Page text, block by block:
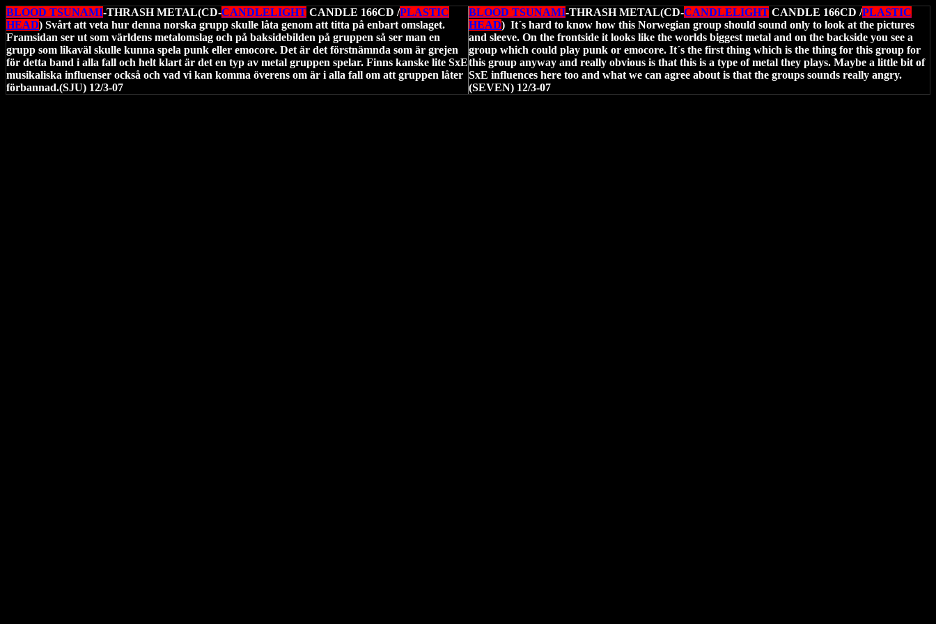
BLOOD TSUNAMI-THRASH METAL(CD-CANDLELIGHT CANDLE 166CD /PLASTIC
HEAD) Svårt att veta hur denna norska grupp skulle låta genom att titta på enbart omslaget.
Framsidan ser ut som världens metalomslag och på baksidebilden på gruppen så ser man en
grupp som likaväl skulle kunna spela punk eller emocore. Det är det förstnämnda som är grejen
för detta band i alla fall och helt klart är det en typ av metal gruppen spelar. Finns kanske lite SxE
musikaliska influenser också och vad vi kan komma överens om är i alla fall om att gruppen låter
förbannad.(SJU) 12/3-07
BLOOD TSUNAMI-THRASH METAL(CD-CANDLELIGHT CANDLE 166CD /PLASTIC
HEAD) It´s hard to know how this Norwegian group should sound only to look at the pictures
and sleeve. On the frontside it looks like the worlds biggest metal and on the backside you see a
group which could play punk or emocore. It´s the first thing which is the thing for this group for
this group anyway and really obvious is that this is a type of metal they plays. Maybe a little bit of
SxE influences here too and what we can agree about is that the groups sounds really angry.
(SEVEN) 12/3-07